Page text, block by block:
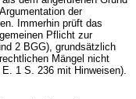
der
Immerhin prüft das
Pflicht zur
2 BGG), grundsätzlich
Mängel nicht
E. 1 S. 236 mit Hinweisen).